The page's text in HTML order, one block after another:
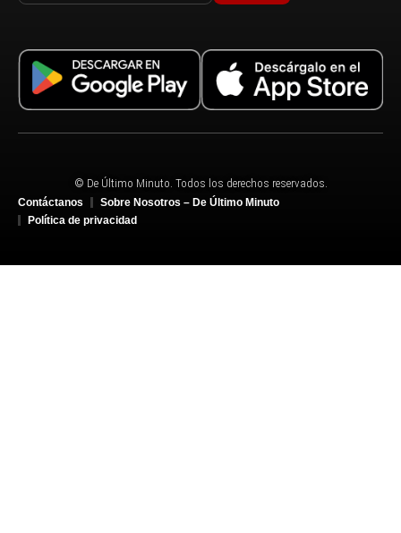
© De Último Minuto. Todos los derechos reservados.
Contáctanos
Sobre Nosotros – De Último Minuto
Política de privacidad